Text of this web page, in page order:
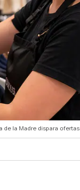
de la Madre dispara